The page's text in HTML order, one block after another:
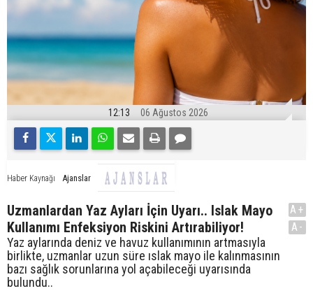
12:13 06 Ağustos 2026
Haber Kaynağı Ajanslar
Uzmanlardan Yaz Ayları İçin Uyarı.. Islak Mayo
Kullanımı Enfeksiyon Riskini Artırabiliyor!
Yaz aylarında deniz ve havuz kullanımının artmasıyla
birlikte, uzmanlar uzun süre ıslak mayo ile kalınmasının
bazı sağlık sorunlarına yol açabileceği uyarısında
bulundu..
A+
A-